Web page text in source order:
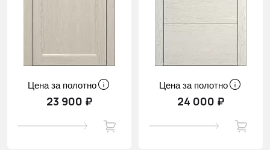
Цена за полотно
23 900 ₽
Цена за полотно
24 000 ₽